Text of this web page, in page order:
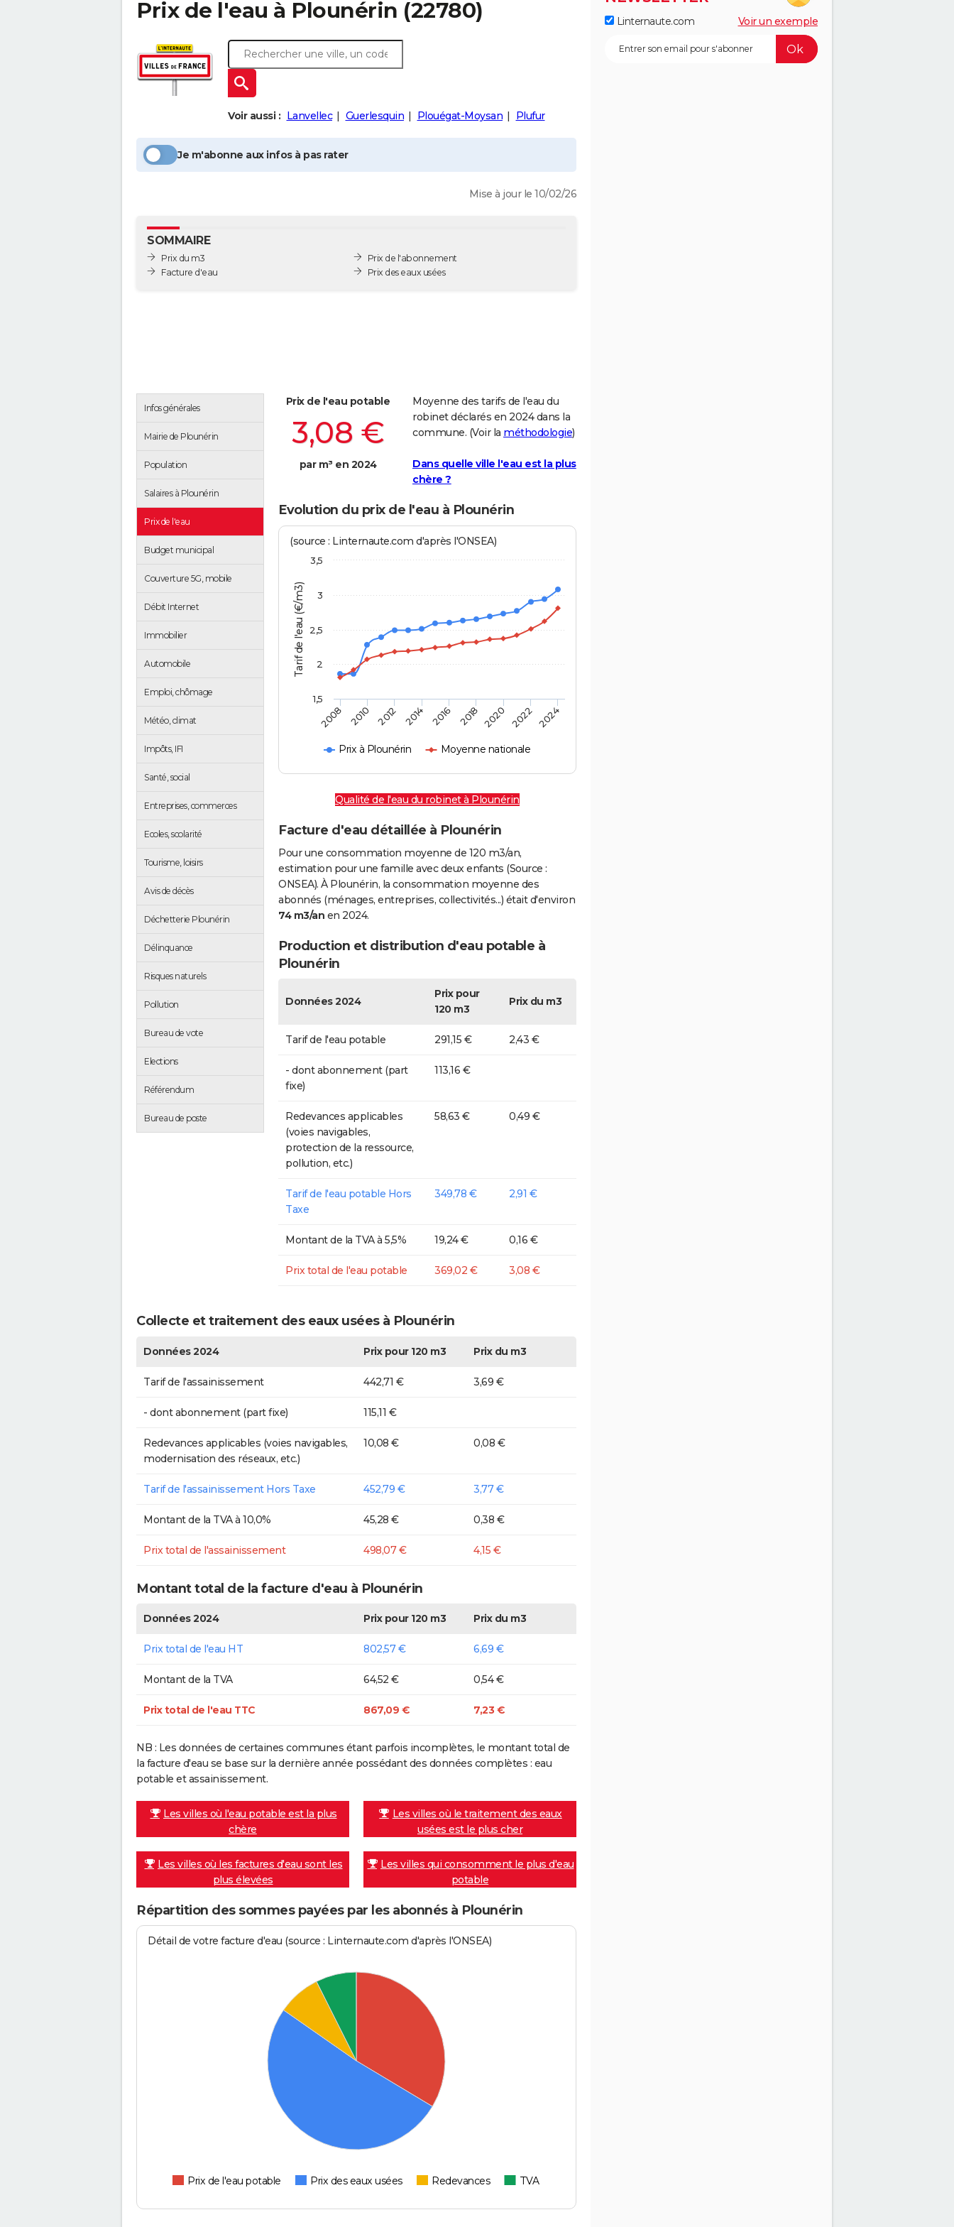
Prix de l'eau à Plounérin (22780)
Voir aussi : Lanvellec Guerlesquin Plouégat-Moysan Plufur
Je m'abonne aux infos à pas rater
Mise à jour le 10/02/26
SOMMAIRE
Prix du m3
Facture d'eau
Prix de l'abonnement
Prix des eaux usées
Infos générales
Mairie de Plounérin
Population
Salaires à Plounérin
Prix de l'eau
Budget municipal
Couverture 5G, mobile
Débit Internet
Immobilier
Automobile
Emploi, chômage
Météo, climat
Impôts, IFI
Santé, social
Entreprises, commerces
Ecoles, scolarité
Tourisme, loisirs
Avis de décès
Déchetterie Plounérin
Délinquance
Risques naturels
Pollution
Bureau de vote
Elections
Référendum
Bureau de poste
Prix de l'eau potable
3,08 €
par m³ en 2024
Moyenne des tarifs de l'eau du
robinet déclarés en 2024 dans la
commune. (Voir la méthodologie)
Dans quelle ville l'eau est la plus
chère ?
Evolution du prix de l'eau à Plounérin
Tarif de l'eau (€/m3)
(source : Linternaute.com d'après l'ONSEA)
Prix à Plounérin Moyenne nationale
2008 2010 2012 2014 2016 2018 2020 2022 2024
1,5
2
2,5
3
3,5
Qualité de l'eau du robinet à Plounérin
Facture d'eau détaillée à Plounérin
Pour une consommation moyenne de 120 m3/an,
estimation pour une famille avec deux enfants (Source :
ONSEA). À Plounérin, la consommation moyenne des
abonnés (ménages, entreprises, collectivités...) était d'environ
74 m3/an en 2024.
Production et distribution d'eau potable à
Plounérin
Données 2024
Prix pour
120 m3
Prix du m3
Tarif de l'eau potable 291,15 € 2,43 €
- dont abonnement (part
fixe)
113,16 €
Redevances applicables
(voies navigables,
protection de la ressource,
pollution, etc.)
58,63 € 0,49 €
Tarif de l'eau potable Hors
Taxe
349,78 € 2,91 €
Montant de la TVA à 5,5% 19,24 € 0,16 €
Prix total de l'eau potable 369,02 € 3,08 €
Collecte et traitement des eaux usées à Plounérin
Données 2024 Prix pour 120 m3 Prix du m3
Tarif de l'assainissement 442,71 € 3,69 €
- dont abonnement (part fixe) 115,11 €
Redevances applicables (voies navigables,
modernisation des réseaux, etc.)
10,08 € 0,08 €
Tarif de l'assainissement Hors Taxe 452,79 € 3,77 €
Montant de la TVA à 10,0% 45,28 € 0,38 €
Prix total de l'assainissement 498,07 € 4,15 €
Montant total de la facture d'eau à Plounérin
Données 2024 Prix pour 120 m3 Prix du m3
Prix total de l'eau HT 802,57 € 6,69 €
Montant de la TVA 64,52 € 0,54 €
Prix total de l'eau TTC 867,09 € 7,23 €
NB : Les données de certaines communes étant parfois incomplètes, le montant total de
la facture d'eau se base sur la dernière année possédant des données complètes : eau
potable et assainissement.
Les villes où l'eau potable est la plus
chère
Les villes où le traitement des eaux
usées est le plus cher
Les villes où les factures d'eau sont les
plus élevées
Les villes qui consomment le plus d'eau
potable
Répartition des sommes payées par les abonnés à Plounérin
Détail de votre facture d'eau (source : Linternaute.com d'après l'ONSEA)
Prix de l'eau potable Prix des eaux usées Redevances TVA
Linternaute.com Voir un exemple